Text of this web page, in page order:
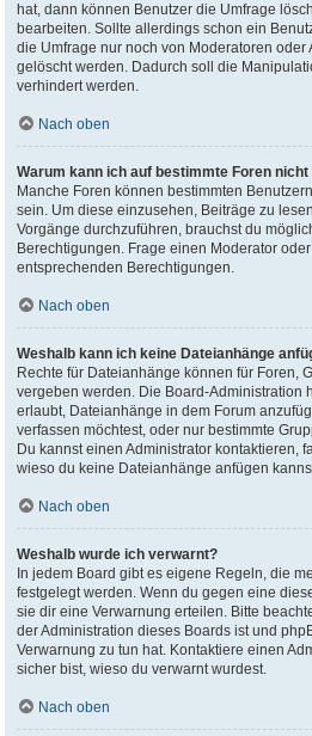
hat, dann können Benutzer die Umfrage
bearbeiten. Sollte allerdings schon ein
die Umfrage nur noch von Moderatoren
gelöscht werden. Dadurch soll die
verhindert werden.
Nach oben
Warum kann ich auf bestimmte Foren
Manche Foren können bestimmten
sein. Um diese einzusehen, Beiträge zu
Vorgänge durchzuführen, brauchst du
Berechtigungen. Frage einen Moderator
entsprechenden Berechtigungen.
Nach oben
Weshalb kann ich keine Dateianhänge
Rechte für Dateianhänge können für Foren,
vergeben werden. Die Board-Administration
erlaubt, Dateianhänge in dem Forum
verfassen möchtest, oder nur bestimmte
Du kannst einen Administrator kontaktieren,
wieso du keine Dateianhänge anfügen
Nach oben
Weshalb wurde ich verwarnt?
In jedem Board gibt es eigene Regeln, die
festgelegt werden. Wenn du gegen eine
sie dir eine Verwarnung erteilen. Bitte
der Administration dieses Boards ist und
Verwarnung zu tun hat. Kontaktiere einen
sicher bist, wieso du verwarnt wurdest.
Nach oben